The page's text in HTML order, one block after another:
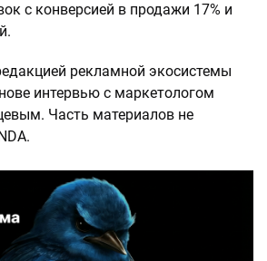
с конверсией в продажи 17% и
рекламной экосистемы
интервью с маркетологом
Часть материалов не